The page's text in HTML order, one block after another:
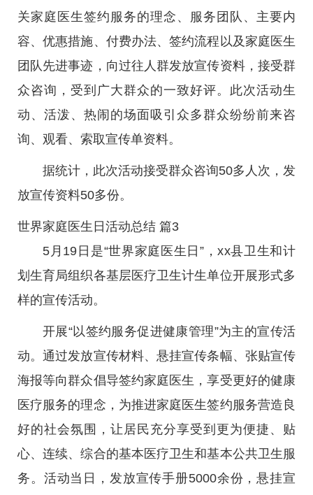
关家庭医生签约服务的理念、服务团队、主要内
容、优惠措施、付费办法、签约流程以及家庭医生
团队先进事迹，向过往人群发放宣传资料，接受群
众咨询，受到广大群众的一致好评。此次活动生
动、活泼、热闹的场面吸引众多群众纷纷前来咨
询、观看、索取宣传单资料。
据统计，此次活动接受群众咨询50多人次，发
放宣传资料50多份。
世界家庭医生日活动总结 篇3
5月19日是“世界家庭医生日”，xx县卫生和计
划生育局组织各基层医疗卫生计生单位开展形式多
样的宣传活动。
开展“以签约服务促进健康管理”为主的宣传活
动。通过发放宣传材料、悬挂宣传条幅、张贴宣传
海报等向群众倡导签约家庭医生，享受更好的健康
医疗服务的理念，为推进家庭医生签约服务营造良
好的社会氛围，让居民充分享受到更为便捷、贴
心、连续、综合的基本医疗卫生和基本公共卫生服
务。活动当日，发放宣传手册5000余份，悬挂宣